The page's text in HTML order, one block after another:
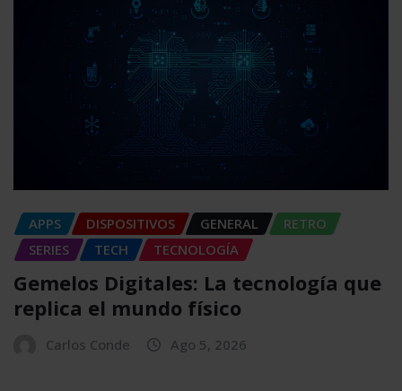
APPS DISPOSITIVOS GENERAL
RETRO
SERIES
TECH TECNOLOGÍA
Gemelos Digitales: La tecnología que
replica el mundo físico
Carlos Conde Ago 5, 2026